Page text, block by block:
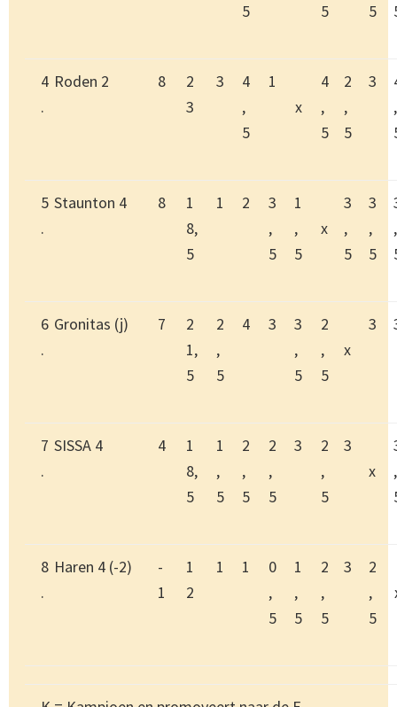
5
5
5
4
.
Roden 2 8
2
3
3
4
,
5
1
x
4
,
5
2
,
5
3
,
5
.
Staunton 4 8
1
8,
5
1 2
3
,
5
1
,
5
x
3
,
5
3
,
5
,
6
.
Gronitas (j) 7
2
1,
5
2
,
5
4 3
3
,
5
2
,
5
x
3
7
.
SISSA 4 4
1
8,
5
1
,
5
2
,
5
2
,
5
3
2
,
5
3
x
,
8
.
Haren 4 (-2)
-
1
1
2
1 1
0
,
5
1
,
5
2
,
5
3
2
,
5